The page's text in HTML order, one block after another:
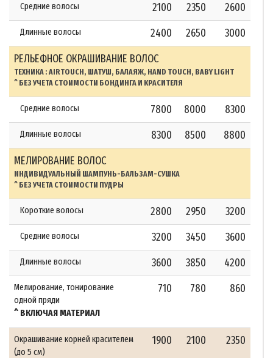
Средние волосы 2100 2350 2600
Длинные волосы 2400 2650
3000
РЕЛЬЕФНОЕ ОКРАШИВАНИЕ ВОЛОС
ТЕХНИКА : AIRTOUCH, ШАТУШ, БАЛАЯЖ, HAND TOUCH, BABY LIGHT
^ БЕЗ УЧЕТА СТОИМОСТИ БОНДИНГА И КРАСИТЕЛЯ
Средние волосы 7800 8000 8300
Длинные волосы 8300 8500
8800
МЕЛИРОВАНИЕ ВОЛОС
ИНДИВИДУАЛЬНЫЙ ШАМПУНЬ-БАЛЬЗАМ-СУШКА
^ БЕЗ УЧЕТА СТОИМОСТИ ПУДРЫ
Короткие волосы 2800 2950 3200
Средние волосы 3200 3450 3600
Длинные волосы 3600 3850 4200
Мелирование, тонирование
одной пряди
^ ВКЛЮЧАЯ МАТЕРИАЛ
710 780 860
Окрашивание корней красителем
(до 5 см)
1900 2100 2350